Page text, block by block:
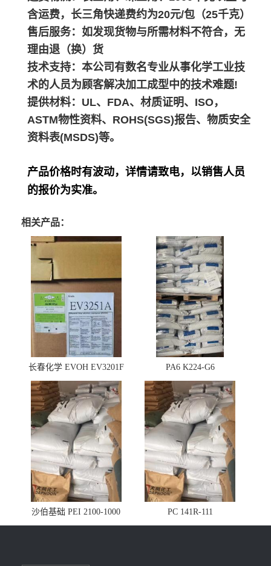
含运费，长三角快递费约为20元/包（25千克）
售后服务：如发现货物与所需材料不符合，无
理由退（换）货
技术支持：本公司有数名专业从事化学工业技
术的人员为顾客解决加工成型中的技术难题!
提供材料：UL、FDA、材质证明、ISO，
ASTM物性资料、ROHS(SGS)报告、物质安全
资料表(MSDS)等。
产品价格时有波动，详情请致电，以销售人员
的报价为实准。
相关产品：
长春化学 EVOH EV3201F PA6 K224-G6
沙伯基础 PEI 2100-1000 PC 141R-111